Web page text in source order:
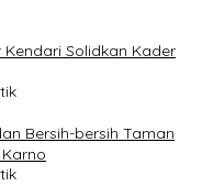
Solidkan Kader
Bersih-bersih Taman